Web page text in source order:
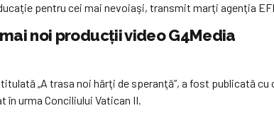
pentru cei mai nevoiaşi, transmit marţi agenţia
noi producții video G4Media
„A trasa noi hărţi de speranţă”, a fost publicată
urma Conciliului Vatican II.